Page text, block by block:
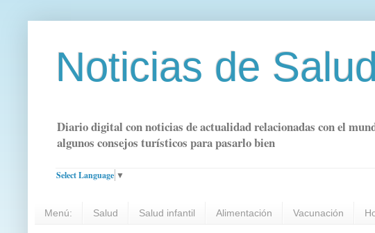
Noticias de Salud
Diario digital con noticias de actualidad relacionadas con el
algunos consejos turísticos para pasarlo bien
Select Language ▼
Menú: Salud Salud infantil Alimentación Vacunación